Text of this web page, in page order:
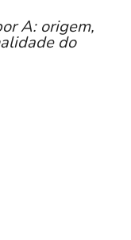
A: origem,
do